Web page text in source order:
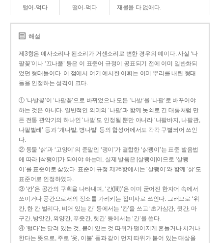
털어-먹다 떨어-먹다 재물을 다 없애다.
해설
제3항은 예사소리나 된소리가 거센소리로 변한 경우의 예이다. 사실 ‘나
팔꽃’이나 ‘끄나풀’ 등은 이 표준어 규정이 공표되기 전에 이미 일반화되
었던 형태들이다. 이 점에서 여기 예시한 어휘는 이미 뿌리를 내린 형태
들을 인정하는 성격이 크다.
① ‘나발꽃’이 ‘나팔꽃’으로 바뀌었으나 모든 ‘나발’을 ‘나팔’로 바꾸어야
하는 것은 아니다. 일반적인 의미의 ‘나팔’과 함께 놋쇠로 긴 대롱처럼 만
든 전통 관악기의 하나인 ‘나발’도 인정될 뿐만 아니라 ‘나팔바지, 나팔관,
나팔벌레’ 등과 ‘개나발, 병나발’ 등의 합성어에서도 각각 구별되어 쓰인
다.
② 동물 ‘삵’과 ‘고양이’의 준말인 ‘괭이’가 결합한 ‘삵괭이’는 표준 발음법
에 따라 [삭꽹이]가 되어야 하는데, 실제 발음은 [살쾡이]이므로 ‘살쾡
이’를 표준어로 삼았다. 표준어 규정 제26항에서는 ‘살쾡이’와 함께 ‘삵’도
표준어로 인정하였다.
③ ‘칸’은 공간의 구획을 나타내며, ‘간(間)’은 이미 굳어진 한자어 속에서
쓰이거나 공간으로서의 장소를 가리키는 접미사로 쓰인다. 그러므로 ‘위
칸, 한 칸 벌리다, 비어 있는 칸’ 등에서는 ‘칸’을 쓰고 ‘초가삼간, 뒷간, 마
구간, 방앗간, 외양간, 푸줏간, 헛간’ 등에서는 ‘간’을 쓴다.
④ ‘털다’는 달려 있는 것, 붙어 있는 것 따위가 떨어지게 흔들거나 치거나
한다는 뜻으로, 주로 ‘옷, 이불’ 등과 같이 먼지 따위가 붙어 있는 대상을